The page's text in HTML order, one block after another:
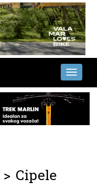
Toggle
> Cipele